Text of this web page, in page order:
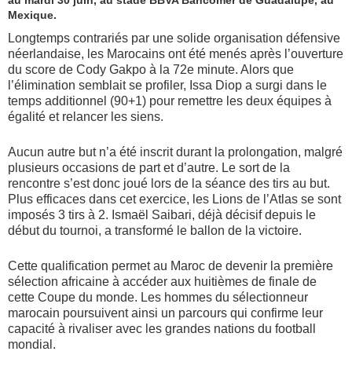
Mexique.
Longtemps contrariés par une solide organisation défensive
néerlandaise, les Marocains ont été menés après l’ouverture
du score de Cody Gakpo à la 72e minute. Alors que
l’élimination semblait se profiler, Issa Diop a surgi dans le
temps additionnel (90+1) pour remettre les deux équipes à
égalité et relancer les siens.
Aucun autre but n’a été inscrit durant la prolongation, malgré
plusieurs occasions de part et d’autre. Le sort de la
rencontre s’est donc joué lors de la séance des tirs au but.
Plus efficaces dans cet exercice, les Lions de l’Atlas se sont
imposés 3 tirs à 2. Ismaël Saibari, déjà décisif depuis le
début du tournoi, a transformé le ballon de la victoire.
Cette qualification permet au Maroc de devenir la première
sélection africaine à accéder aux huitièmes de finale de
cette Coupe du monde. Les hommes du sélectionneur
marocain poursuivent ainsi un parcours qui confirme leur
capacité à rivaliser avec les grandes nations du football
mondial.